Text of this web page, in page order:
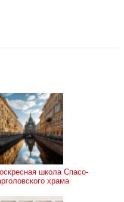
храма